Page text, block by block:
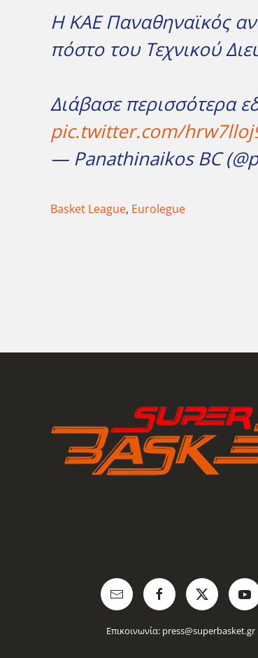
Η ΚΑΕ Παναθηναϊκός
πόστο του Τεχνικού
Διάβασε περισσότερα
pic.twitter.com/
— Panathinaikos BC
Basket League, Eurolegue
Επικοινωνία: press@superbasket.gr